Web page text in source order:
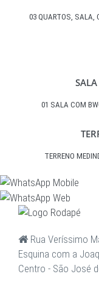
03 QUARTOS, SALA,
01 SALA COM
TERRENO
Rua Veríssimo
Esquina com a
Centro - São José